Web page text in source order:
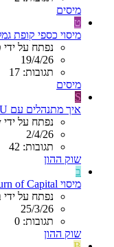
מיסים
ט
מיסוי כספי קופת
נפתח על ידי
19/4/26
תגובות: 17
מיסים
S
איך מתנהלים עם RSU? (או מיסוי לעומת פיזור)
נפתח על ידי Space Monkey
2/4/26
תגובות: 42
שוק ההון
ב
מיסוי Return of Capital - דיבדנד, או מכירת מניה?
נפתח על ידי
25/3/26
תגובות: 0
שוק ההון